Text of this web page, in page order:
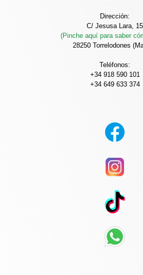
Dirección:
C/ Jesusa Lara, 15
(Pinche aquí para saber
28250 Torrelodones
Teléfonos:
+34 918 590 101
+34 649 633 374